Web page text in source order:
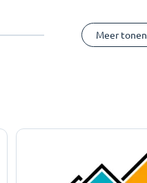
Meer tonen